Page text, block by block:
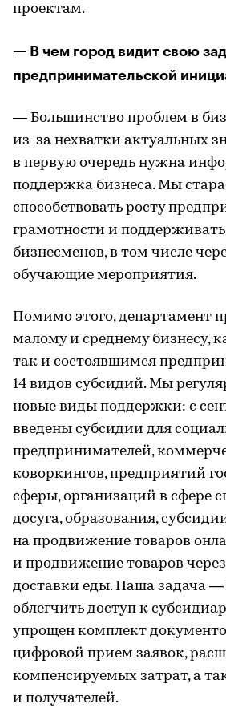
проектам.
— В чем город видит свою
предпринимательской
— Большинство проблем в
из-за нехватки актуальных
в первую очередь нужна
поддержка бизнеса. Мы
способствовать росту
грамотности и
бизнесменов, в том числе
обучающие мероприятия.
Помимо этого, департамент
малому и среднему бизнесу,
так и состоявшимся
14 видов субсидий. Мы
новые виды поддержки: с
введены субсидии для
предпринимателей,
коворкингов, предприятий
сферы, организаций в сфере
досуга, образования,
на продвижение товаров
и продвижение товаров
доставки еды. Наша задача
облегчить доступ к
упрощен комплект
цифровой прием заявок,
компенсируемых затрат, а
и получателей.